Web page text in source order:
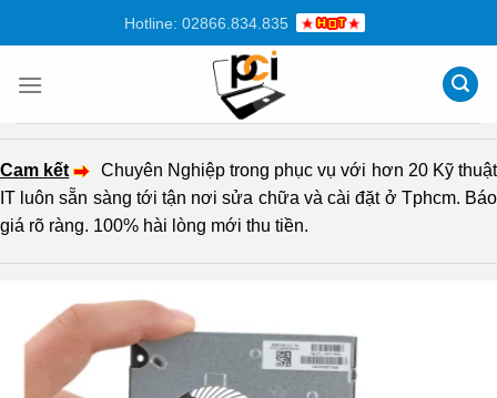
dung
Hotline: 02866.834.835
Cam kết
Chuyên Nghiệp trong phục vụ với hơn 20 Kỹ thuật
IT luôn sẵn sàng tới tận nơi sửa chữa và cài đặt ở Tphcm. Báo
giá rõ ràng. 100% hài lòng mới thu tiền.